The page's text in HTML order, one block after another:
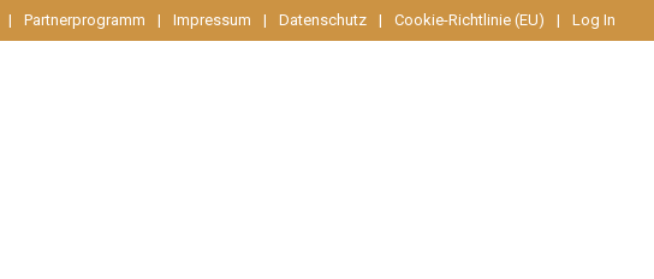
Partnerprogramm Impressum Datenschutz Cookie-Richtlinie (EU) Log In